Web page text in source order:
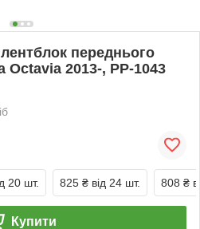
переднього
Octavia 2013-, PP-1043
20 шт. 825 ₴ від 24 шт. 808 ₴
Купити